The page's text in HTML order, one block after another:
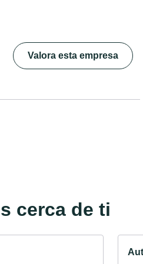
Valora esta empresa
cerca de ti